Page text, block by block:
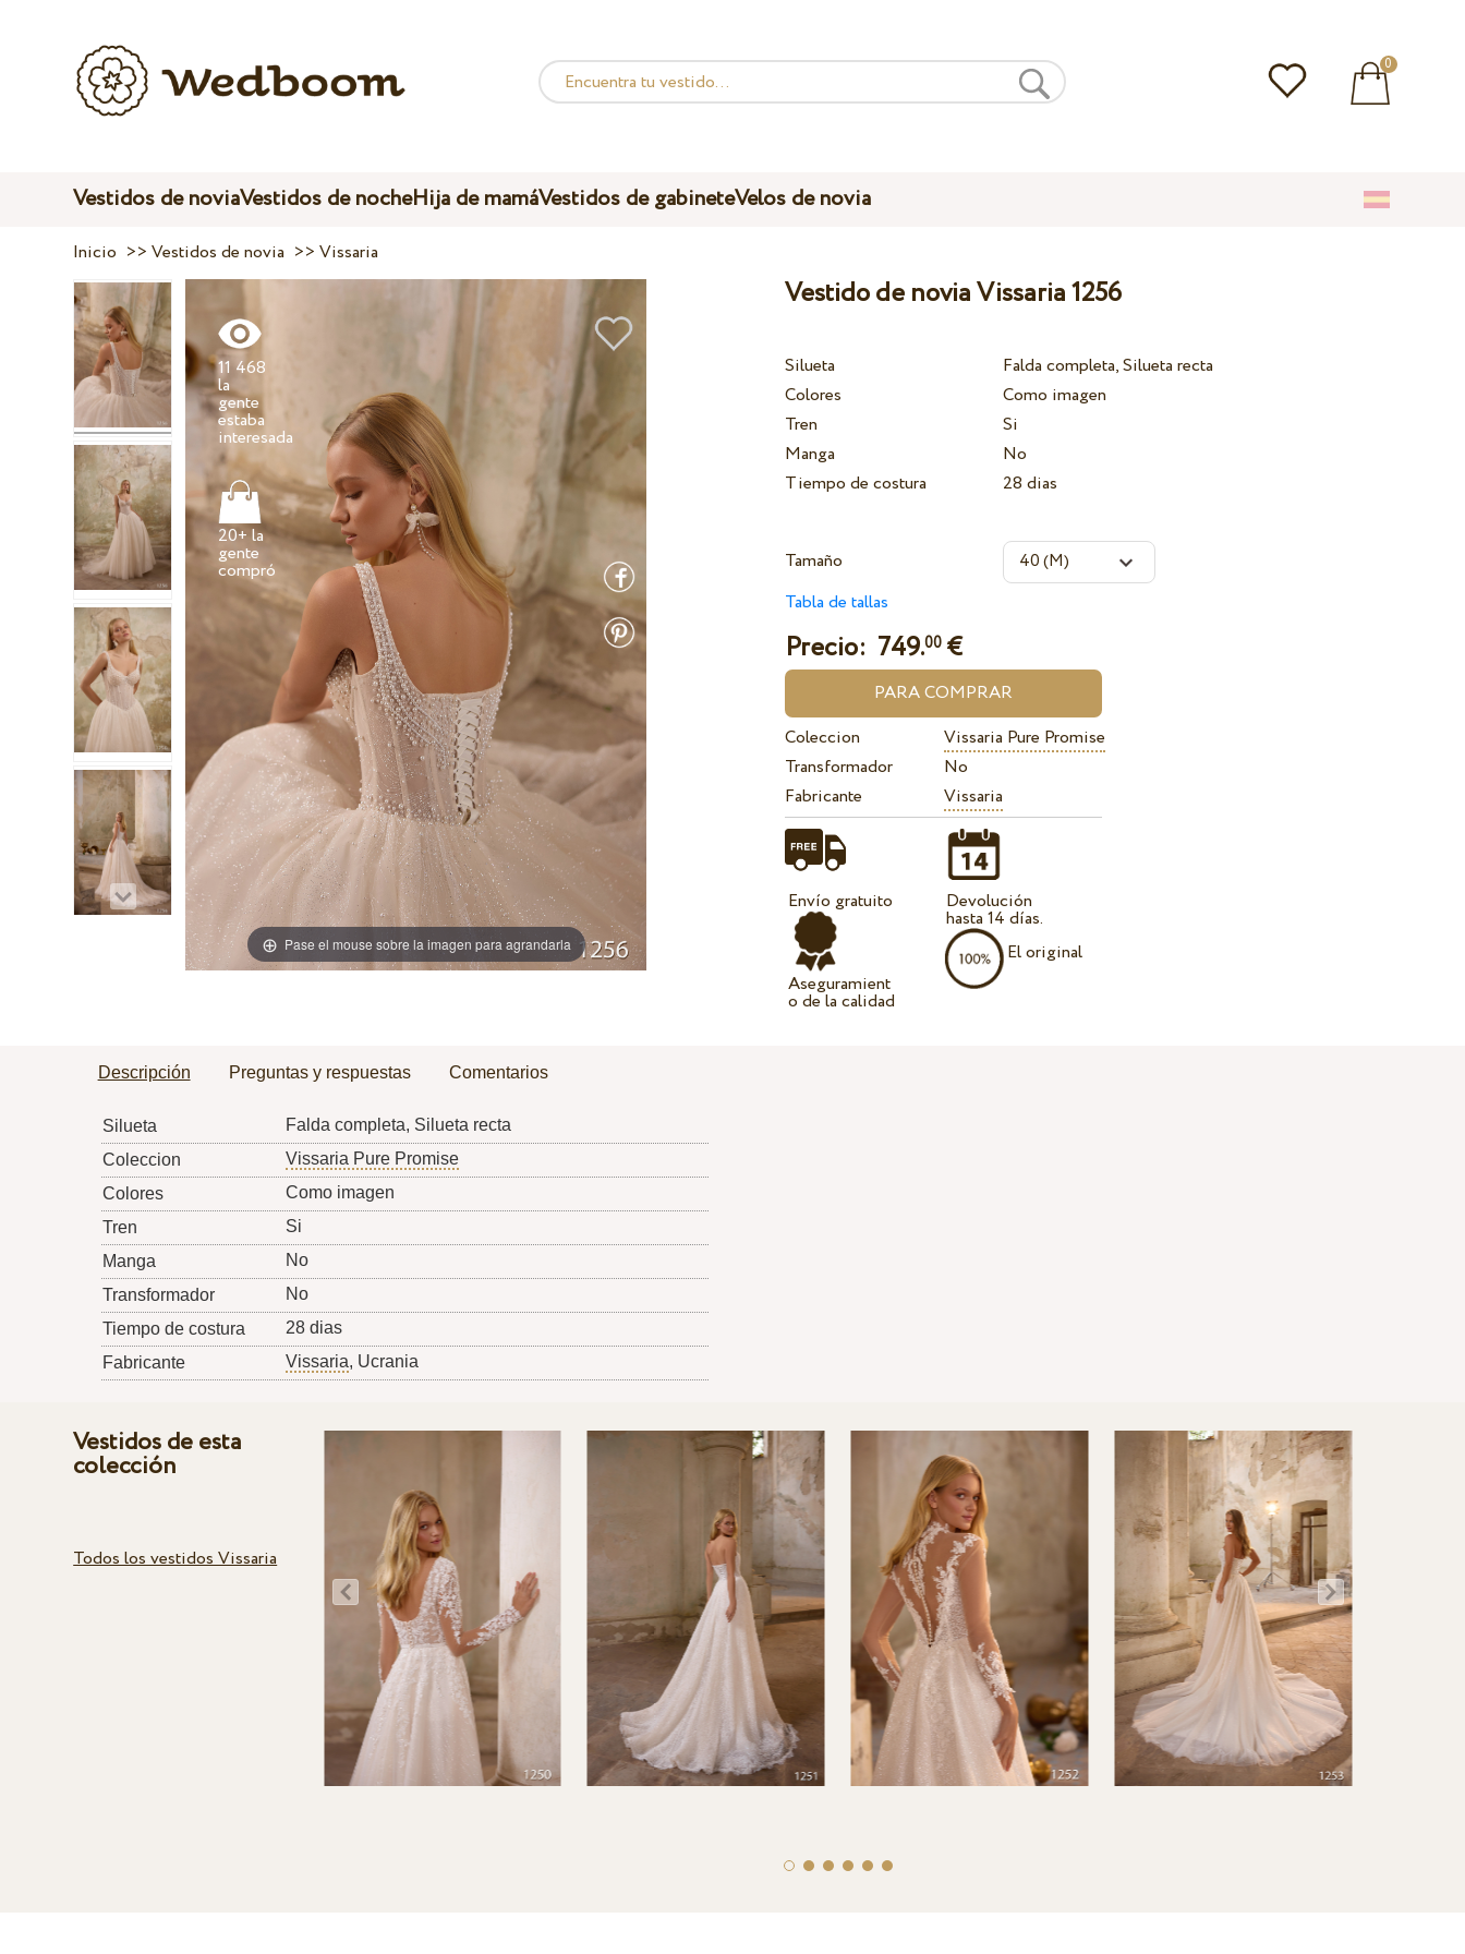
0
Vestidos de noviaVestidos de nocheHija de mamáVestidos de gabineteVelos de novia
Inicio >>Vestidos de novia >>Vissaria
Pase el mouse sobre la imagen para agrandarla
11 468
la
gente
estaba
20+ la
gente
Vestido de novia Vissaria 1256
Silueta
Falda completa, Silueta recta
Colores
Como imagen
Tren
Si
Manga
No
Tiempo de costura
28 dias
Tamaño
Tabla de tallas
Precio: 749.00 €
Coleccion
Vissaria Pure Promise
Transformador
No
Fabricante
Vissaria
Envío gratuito
Aseguramient
o de la calidad
Devolución
hasta 14 días.
El original
Descripción Preguntas y respuestas Comentarios
Silueta
Falda completa, Silueta recta
Coleccion
Vissaria Pure Promise
Colores
Como imagen
Tren
Si
Manga
No
Transformador
No
Tiempo de costura
28 dias
Fabricante
Vissaria, Ucrania
Vestidos de esta
colección
Todos los vestidos Vissaria